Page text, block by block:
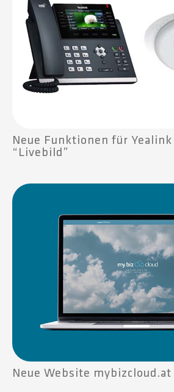
Neue Funktionen für
“Livebild”
Neue Website mybizcloud.at